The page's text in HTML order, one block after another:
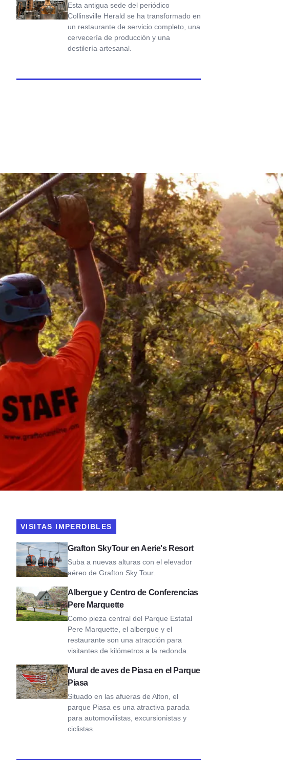
Esta antigua sede del periódico
Collinsville Herald se ha transformado en
un restaurante de servicio completo, una
cervecería de producción y una
destilería artesanal.
VISITAS IMPERDIBLES
Grafton SkyTour en Aerie's Resort
Suba a nuevas alturas con el elevador
aéreo de Grafton Sky Tour.
Ver Grafton SkyTour en Aerie's Resort
Albergue y Centro de Conferencias
Pere Marquette
Como pieza central del Parque Estatal
Pere Marquette, el albergue y el
restaurante son una atracción para
visitantes de kilómetros a la redonda.
Ver Pere Marquette Lodge and Conference Center
Mural de aves de Piasa en el Parque
Piasa
Situado en las afueras de Alton, el
parque Piasa es una atractiva parada
para automovilistas, excursionistas y
ciclistas.
Ver el mural de aves de Piasa en el Parque Piasa